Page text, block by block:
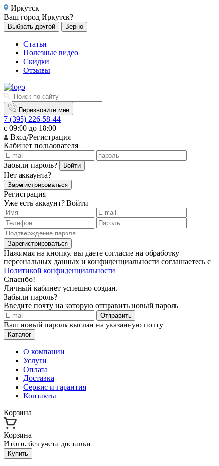
Иркутск
Ваш город Иркутск?
Выбрать другой Верно
Статьи
Полезные видео
Скидки
Отзывы
Перезвоните мне
7 (395) 226-58-44
с 09:00 до 18:00
Вход/Регистрация
Кабинет пользователя
Забыли пароль? Войти
Нет аккаунта?
Зарегистрироваться
Регистрация
Уже есть аккаунт? Войти
Зарегистрироваться
Нажимая на кнопку, вы даете согласие на обработку
персональных данных и конфиденциальности соглашаетесь с
Политикой конфиденциальности
Спасибо!
Личный кабинет успешно создан.
Забыли пароль?
Введите почту на которую отправить новый пароль
Отправить
Ваш новый пароль выслан на указанную почту
Каталог
О компании
Услуги
Оплата
Доставка
Сервис и гарантия
Контакты
Корзина
Корзина
Итого: без учета доставки
Купить